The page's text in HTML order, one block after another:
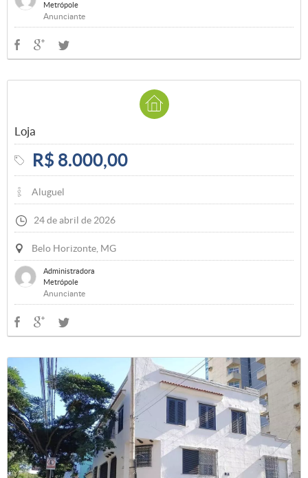
Metrópole
Anunciante
Loja
R$ 8.000,00
Aluguel
24 de abril de 2026
Belo Horizonte, MG
Administradora
Metrópole
Anunciante